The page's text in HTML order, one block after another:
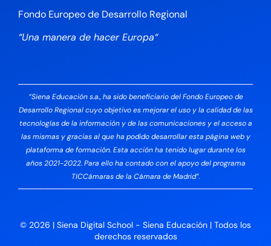
Fondo Europeo de Desarrollo Regional
“Una manera de hacer Europa“
“Siena Educación s.a., ha sido beneficiario del Fondo Europeo de
Desarrollo Regional cuyo objetivo es mejorar el uso y la calidad de las
tecnologías de la información y de las comunicaciones y el acceso a
las mismas y gracias al que ha podido desarrollar esta página web y
plataforma de formación. Esta acción ha tenido lugar durante los
años 2021-2022. Para ello ha contado con el apoyo del programa
TICCámaras de la Cámara de Madrid”.
© 2026 | Siena Digital School - Siena Educación | Todos los
derechos reservados